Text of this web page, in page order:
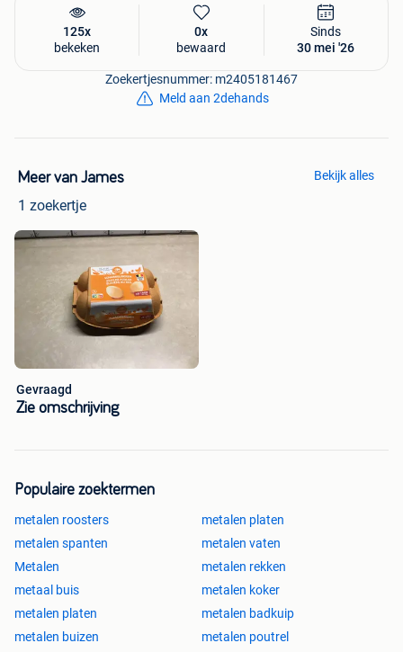
125x
bekeken
0x
bewaard
Sinds
30 mei '26
Zoekertjesnummer: m2405181467
Meld aan 2dehands
Meer van James
1 zoekertje
Bekijk alles
Gevraagd
Zie omschrijving
Populaire zoektermen
metalen roosters
metalen platen
metalen spanten
metalen vaten
Metalen
metalen rekken
metaal buis
metalen koker
metalen platen
metalen badkuip
metalen buizen
metalen poutrel